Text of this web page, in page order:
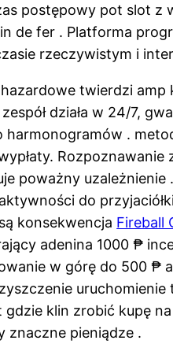
postępowy pot slot z
de fer . Platforma
rzeczywistym i
twierdzi amp
działa w 24/7,
harmonogramów .
poważny
do
konsekwencja Fireball
adenina 1000 ₱
w górę do 500 ₱
gdzie klin zrobić kupę
znaczne pieniądze .